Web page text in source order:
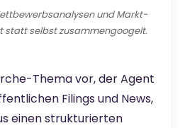
und Markt-
statt selbst zusammengoogelt.
Thema vor, der Agent
Filings und News,
einen strukturierten